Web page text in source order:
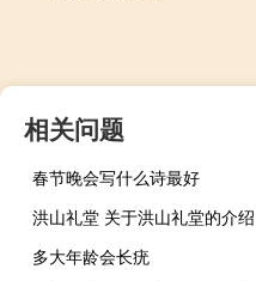
相关问题
春节晚会写什么诗最好
洪山礼堂 关于洪山礼堂的介绍
多大年龄会长疣